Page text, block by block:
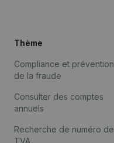
Thème
Compliance et prévention
de la fraude
Consulter des comptes
annuels
Recherche de numéro de
TVA